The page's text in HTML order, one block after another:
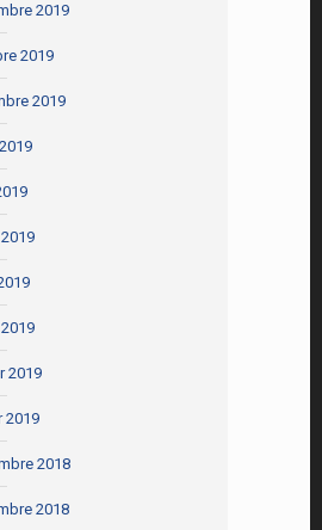
2019
2019
2019
2019
2019
2018
2018